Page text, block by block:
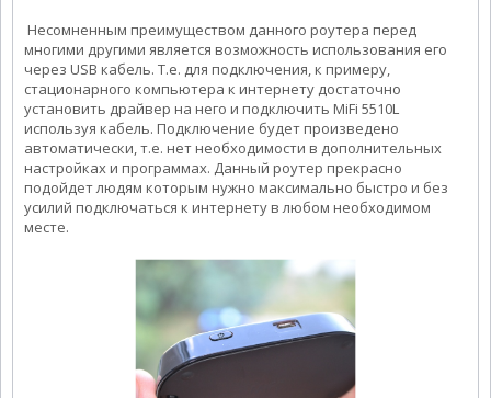
Несомненным преимуществом данного роутера перед
многими другими является возможность использования его
через USB кабель. Т.е. для подключения, к примеру,
стационарного компьютера к интернету достаточно
установить драйвер на него и подключить MiFi 5510L
используя кабель. Подключение будет произведено
автоматически, т.е. нет необходимости в дополнительных
настройках и программах. Данный роутер прекрасно
подойдет людям которым нужно максимально быстро и без
усилий подключаться к интернету в любом необходимом
месте.